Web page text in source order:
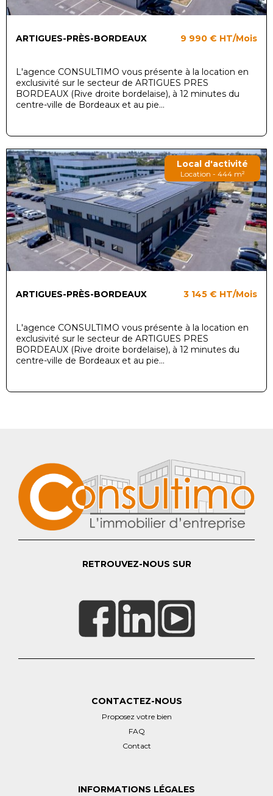
ARTIGUES-PRÈS-BORDEAUX 9 990 € HT/Mois
L'agence CONSULTIMO vous présente à la location en
exclusivité sur le secteur de ARTIGUES PRES
BORDEAUX (Rive droite bordelaise), à 12 minutes du
centre-ville de Bordeaux et au pie...
Local d'activité
Location - 444 m²
ARTIGUES-PRÈS-BORDEAUX 3 145 € HT/Mois
L'agence CONSULTIMO vous présente à la location en
exclusivité sur le secteur de ARTIGUES PRES
BORDEAUX (Rive droite bordelaise), à 12 minutes du
centre-ville de Bordeaux et au pie...
RETROUVEZ-NOUS SUR
CONTACTEZ-NOUS
Proposez votre bien
FAQ
Contact
INFORMATIONS LÉGALES